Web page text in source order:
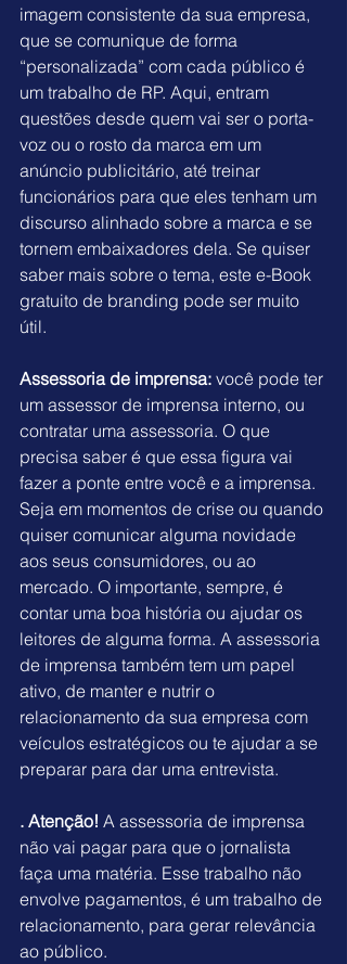
imagem consistente da sua empresa,
que se comunique de forma
“personalizada” com cada público é
um trabalho de RP. Aqui, entram
questões desde quem vai ser o porta-
voz ou o rosto da marca em um
anúncio publicitário, até treinar
funcionários para que eles tenham um
discurso alinhado sobre a marca e se
tornem embaixadores dela. Se quiser
saber mais sobre o tema, este e-Book
gratuito de branding pode ser muito
útil.
Assessoria de imprensa: você pode ter
um assessor de imprensa interno, ou
contratar uma assessoria. O que
precisa saber é que essa figura vai
fazer a ponte entre você e a imprensa.
Seja em momentos de crise ou quando
quiser comunicar alguma novidade
aos seus consumidores, ou ao
mercado. O importante, sempre, é
contar uma boa história ou ajudar os
leitores de alguma forma. A assessoria
de imprensa também tem um papel
ativo, de manter e nutrir o
relacionamento da sua empresa com
veículos estratégicos ou te ajudar a se
preparar para dar uma entrevista.
. Atenção! A assessoria de imprensa
não vai pagar para que o jornalista
faça uma matéria. Esse trabalho não
envolve pagamentos, é um trabalho de
relacionamento, para gerar relevância
ao público.